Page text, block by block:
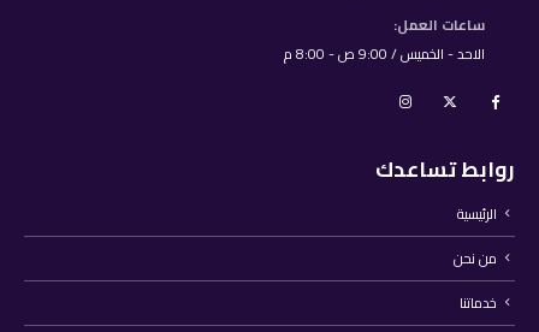
ساعات العمل:
الاحد - الخميس / 9:00 ص - 8:00 م
روابط تساعدك
الرئيسية
من نحن
خدماتنا